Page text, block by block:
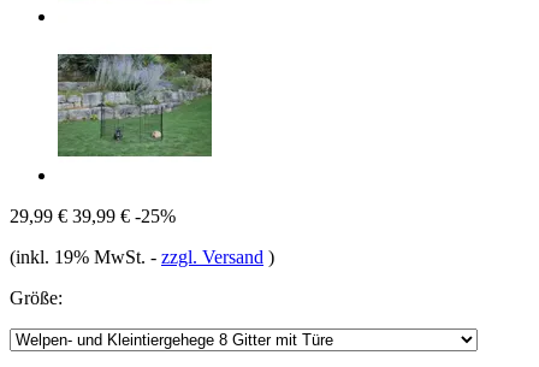
29,99 € 39,99 € -25%
(inkl. 19% MwSt. - zzgl. Versand )
Größe: